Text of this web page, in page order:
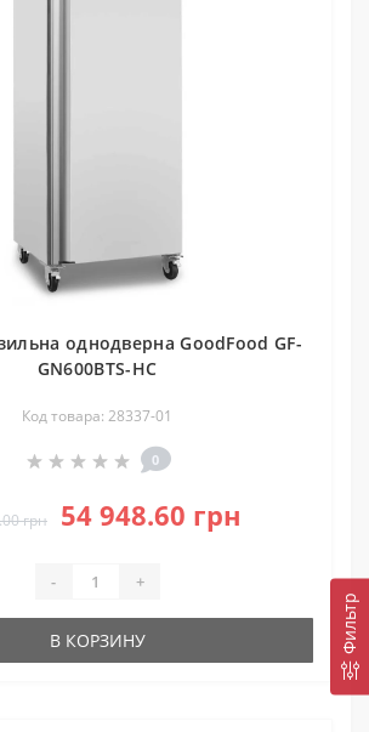
Фильтр
однодверна GoodFood GF-
GN600BTS-HC
Код товара: 28337-01
0
грн 54 948.60 грн
- +
В КОРЗИНУ